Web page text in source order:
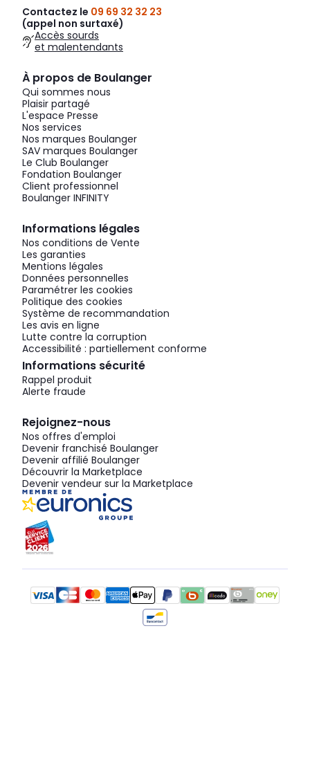
Contactez le 09 69 32 32 23
(appel non surtaxé)
Accès sourds
et malentendants
À propos de Boulanger
Qui sommes nous
Plaisir partagé
L'espace Presse
Nos services
Nos marques Boulanger
SAV marques Boulanger
Le Club Boulanger
Fondation Boulanger
Client professionnel
Boulanger INFINITY
Informations légales
Nos conditions de Vente
Les garanties
Mentions légales
Données personnelles
Paramétrer les cookies
Politique des cookies
Système de recommandation
Les avis en ligne
Lutte contre la corruption
Accessibilité : partiellement conforme
Informations sécurité
Rappel produit
Alerte fraude
Rejoignez-nous
Nos offres d'emploi
Devenir franchisé Boulanger
Devenir affilié Boulanger
Découvrir la Marketplace
Devenir vendeur sur la Marketplace